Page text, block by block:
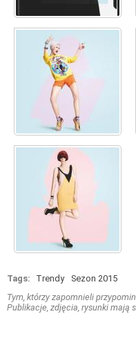
Tags: Trendy
Sezon 2015
Tym, którzy zapomnieli
Publikacje, zdjęcia, rysunki mają